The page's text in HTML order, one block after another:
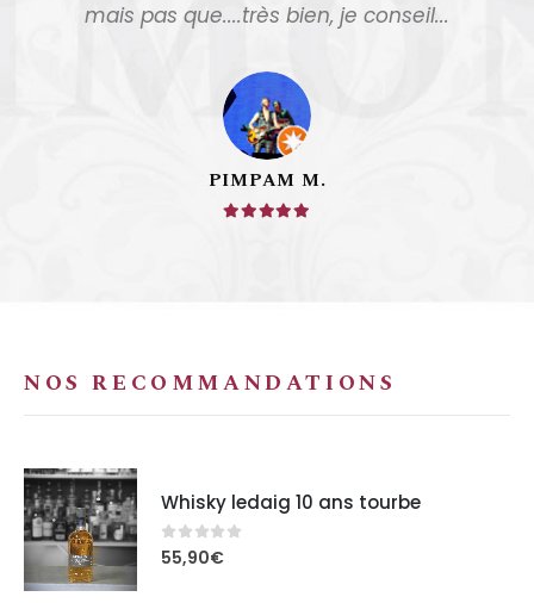
mais pas que....très bien, je conseil...
PIMPAM M.
NOS RECOMMANDATIONS
Whisky ledaig 10 ans tourbe
0out of 5
55,90€